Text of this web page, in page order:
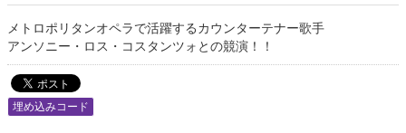
メトロポリタンオペラで活躍するカウンターテナー歌手
アンソニー・ロス・コスタンツォとの競演！！
埋め込みコード